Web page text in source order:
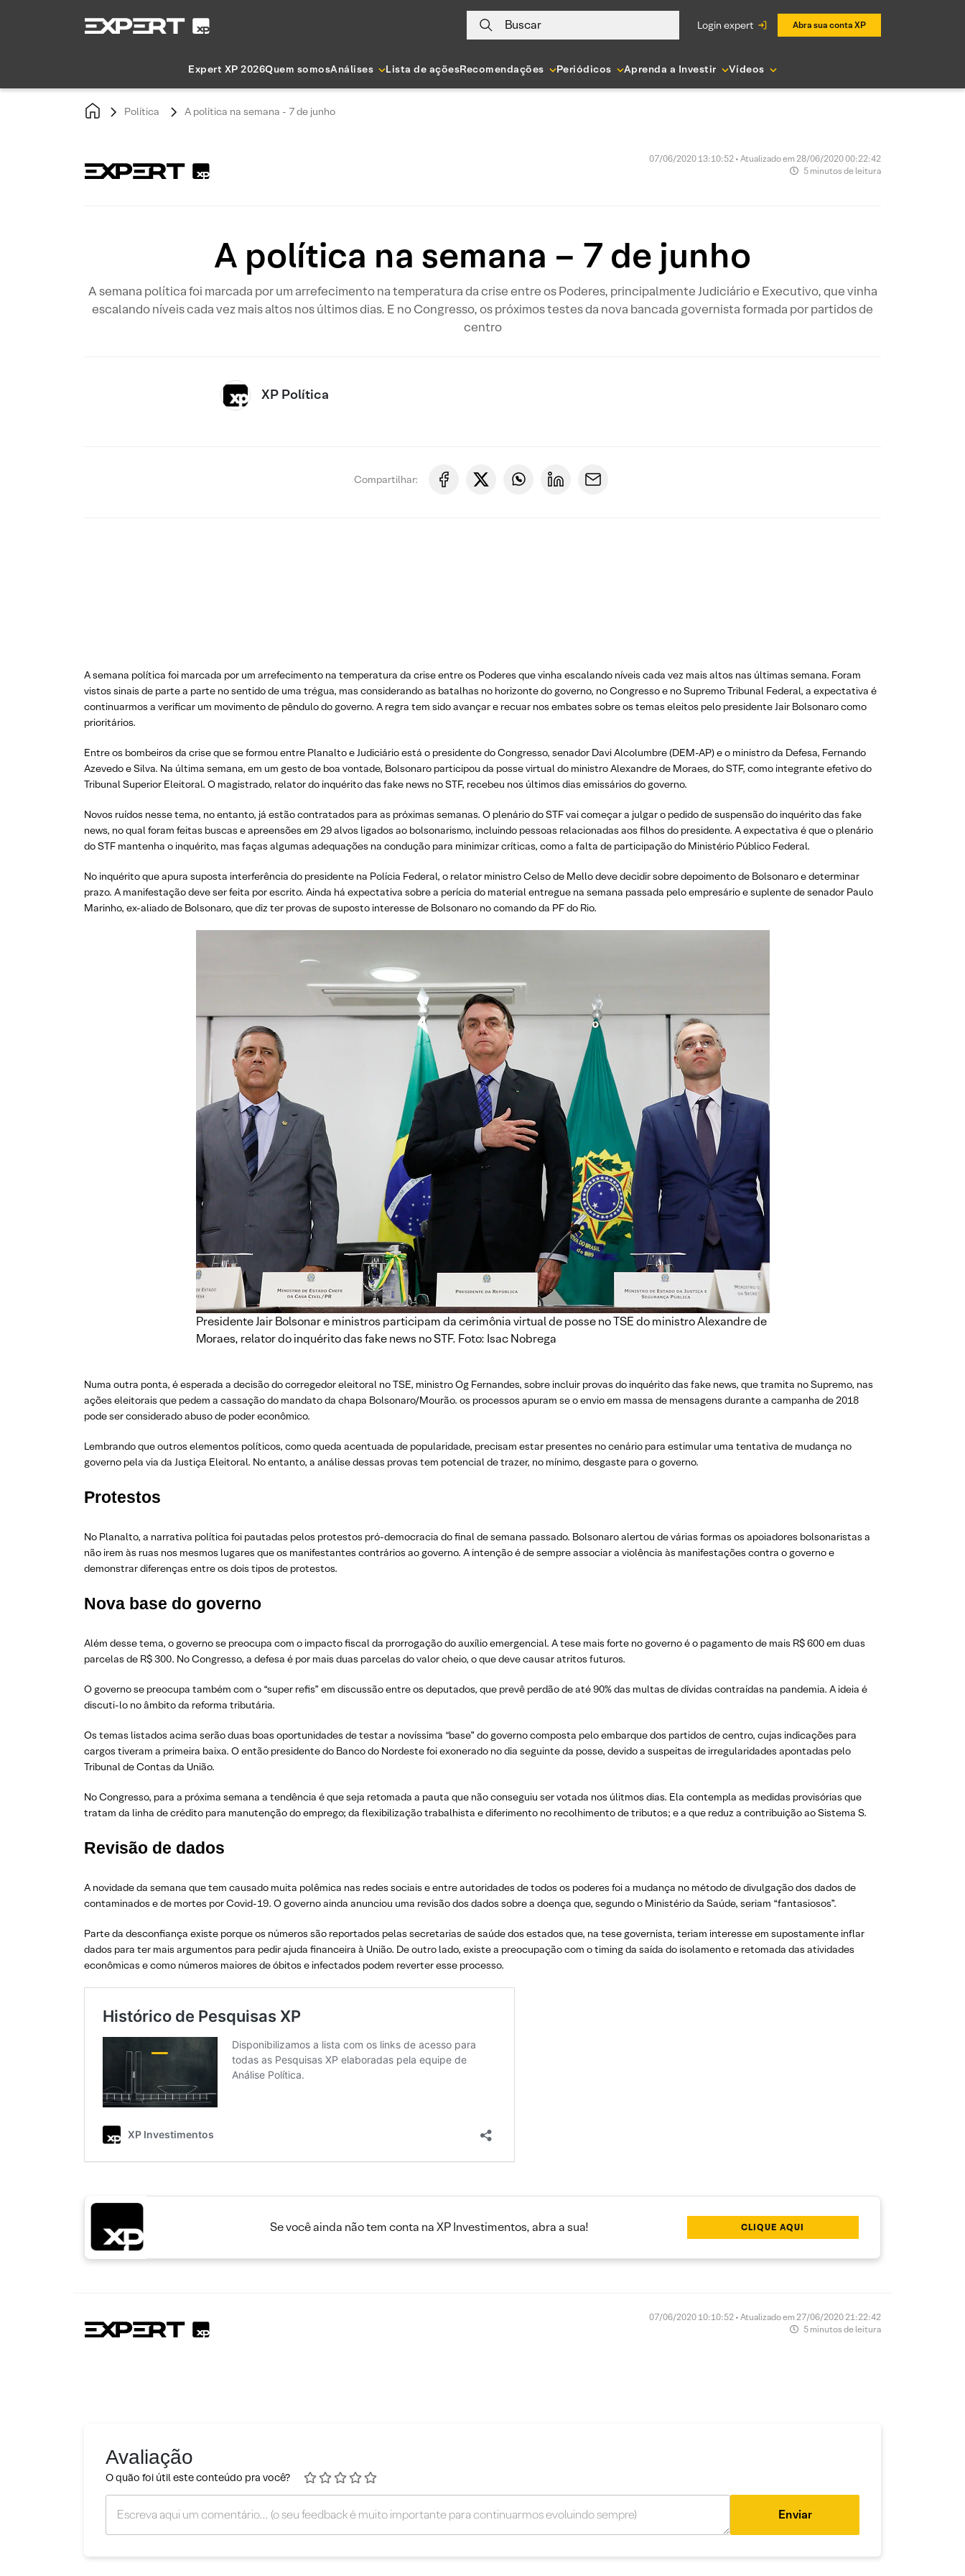
Buscar login expert Abra sua conta XP
Expert XP 2026Quem somosAnálises Lista de açõesRecomendações Periódicos Aprenda a Investir Vídeos
Política A política na semana - 7 de junho
07/06/2020 13:10:52 • Atualizado em 28/06/2020 00:22:42
5 minutos de leitura
A política na semana – 7 de junho
A semana política foi marcada por um arrefecimento na temperatura da crise entre os Poderes, principalmente Judiciário e Executivo, que vinha
escalando níveis cada vez mais altos nos últimos dias. E no Congresso, os próximos testes da nova bancada governista formada por partidos de
centro
XP Política
Compartilhar:
A semana política foi marcada por um arrefecimento na temperatura da crise entre os Poderes que vinha escalando níveis cada vez mais altos nas últimas semana. Foram
vistos sinais de parte a parte no sentido de uma trégua, mas considerando as batalhas no horizonte do governo, no Congresso e no Supremo Tribunal Federal, a expectativa é
continuarmos a verificar um movimento de pêndulo do governo. A regra tem sido avançar e recuar nos embates sobre os temas eleitos pelo presidente Jair Bolsonaro como
prioritários.
Entre os bombeiros da crise que se formou entre Planalto e Judiciário está o presidente do Congresso, senador Davi Alcolumbre (DEM-AP) e o ministro da Defesa, Fernando
Azevedo e Silva. Na última semana, em um gesto de boa vontade, Bolsonaro participou da posse virtual do ministro Alexandre de Moraes, do STF, como integrante efetivo do
Tribunal Superior Eleitoral. O magistrado, relator do inquérito das fake news no STF, recebeu nos últimos dias emissários do governo.
Novos ruídos nesse tema, no entanto, já estão contratados para as próximas semanas. O plenário do STF vai começar a julgar o pedido de suspensão do inquérito das fake
news, no qual foram feitas buscas e apreensões em 29 alvos ligados ao bolsonarismo, incluindo pessoas relacionadas aos filhos do presidente. A expectativa é que o plenário
do STF mantenha o inquérito, mas faças algumas adequações na condução para minimizar críticas, como a falta de participação do Ministério Público Federal.
No inquérito que apura suposta interferência do presidente na Polícia Federal, o relator ministro Celso de Mello deve decidir sobre depoimento de Bolsonaro e determinar
prazo. A manifestação deve ser feita por escrito. Ainda há expectativa sobre a perícia do material entregue na semana passada pelo empresário e suplente de senador Paulo
Marinho, ex-aliado de Bolsonaro, que diz ter provas de suposto interesse de Bolsonaro no comando da PF do Rio.
Presidente Jair Bolsonar e ministros participam da cerimônia virtual de posse no TSE do ministro Alexandre de
Moraes, relator do inquérito das fake news no STF. Foto: Isac Nobrega
Numa outra ponta, é esperada a decisão do corregedor eleitoral no TSE, ministro Og Fernandes, sobre incluir provas do inquérito das fake news, que tramita no Supremo, nas
ações eleitorais que pedem a cassação do mandato da chapa Bolsonaro/Mourão. os processos apuram se o envio em massa de mensagens durante a campanha de 2018
pode ser considerado abuso de poder econômico.
Lembrando que outros elementos políticos, como queda acentuada de popularidade, precisam estar presentes no cenário para estimular uma tentativa de mudança no
governo pela via da Justiça Eleitoral. No entanto, a análise dessas provas tem potencial de trazer, no mínimo, desgaste para o governo.
Protestos
No Planalto, a narrativa política foi pautadas pelos protestos pró-democracia do final de semana passado. Bolsonaro alertou de várias formas os apoiadores bolsonaristas a
não irem às ruas nos mesmos lugares que os manifestantes contrários ao governo. A intenção é de sempre associar a violência às manifestações contra o governo e
demonstrar diferenças entre os dois tipos de protestos.
Nova base do governo
Além desse tema, o governo se preocupa com o impacto fiscal da prorrogação do auxílio emergencial. A tese mais forte no governo é o pagamento de mais R$ 600 em duas
parcelas de R$ 300. No Congresso, a defesa é por mais duas parcelas do valor cheio, o que deve causar atritos futuros.
O governo se preocupa também com o “super refis” em discussão entre os deputados, que prevê perdão de até 90% das multas de dívidas contraídas na pandemia. A ideia é
discuti-lo no âmbito da reforma tributária.
Os temas listados acima serão duas boas oportunidades de testar a novíssima “base” do governo composta pelo embarque dos partidos de centro, cujas indicações para
cargos tiveram a primeira baixa. O então presidente do Banco do Nordeste foi exonerado no dia seguinte da posse, devido a suspeitas de irregularidades apontadas pelo
Tribunal de Contas da União.
No Congresso, para a próxima semana a tendência é que seja retomada a pauta que não conseguiu ser votada nos úlitmos dias. Ela contempla as medidas provisórias que
tratam da linha de crédito para manutenção do emprego; da flexibilização trabalhista e diferimento no recolhimento de tributos; e a que reduz a contribuição ao Sistema S.
Revisão de dados
A novidade da semana que tem causado muita polêmica nas redes sociais e entre autoridades de todos os poderes foi a mudança no método de divulgação dos dados de
contaminados e de mortes por Covid-19. O governo ainda anunciou uma revisão dos dados sobre a doença que, segundo o Ministério da Saúde, seriam “fantasiosos”.
Parte da desconfiança existe porque os números são reportados pelas secretarias de saúde dos estados que, na tese governista, teriam interesse em supostamente inflar
dados para ter mais argumentos para pedir ajuda financeira à União. De outro lado, existe a preocupação com o timing da saída do isolamento e retomada das atividades
econômicas e como números maiores de óbitos e infectados podem reverter esse processo.
Se você ainda não tem conta na XP Investimentos, abra a sua! CLIQUE AQUI
07/06/2020 10:10:52 • Atualizado em 27/06/2020 21:22:42
5 minutos de leitura
Avaliação
O quão foi útil este conteúdo pra você?
Enviar